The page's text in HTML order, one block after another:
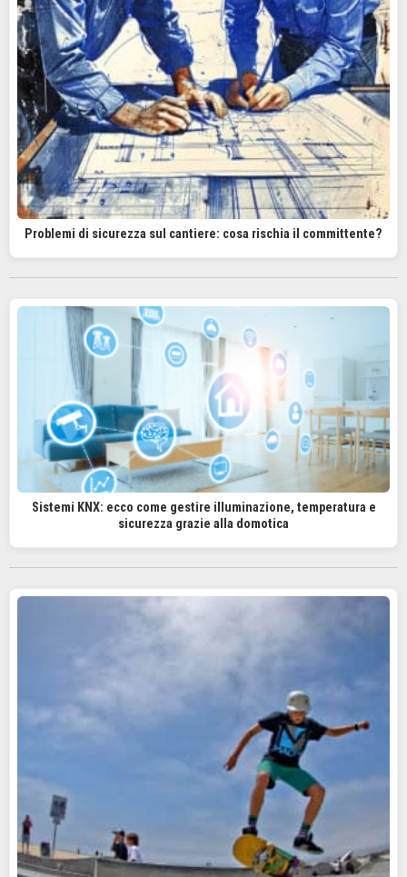
Problemi di sicurezza sul cantiere: cosa rischia il committente?
Sistemi KNX: ecco come gestire illuminazione, temperatura e
sicurezza grazie alla domotica